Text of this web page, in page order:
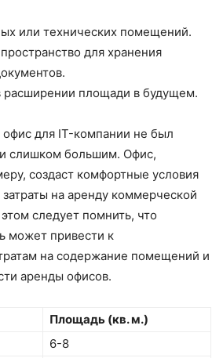
или технических помещений.
для хранения
расширении площади в будущем.
для IT-компании не был
слишком большим. Офис,
создаст комфортные условия
на аренду коммерческой
следует помнить, что
может привести к
на содержание помещений и
аренды офисов.
Площадь (кв. м.)
6-8